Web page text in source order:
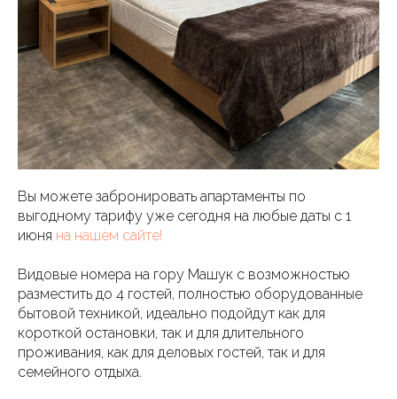
Вы можете забронировать апартаменты по
выгодному тарифу уже сегодня на любые даты с 1
июня на нашем сайте!
Видовые номера на гору Машук с возможностью
разместить до 4 гостей, полностью оборудованные
бытовой техникой, идеально подойдут как для
короткой остановки, так и для длительного
проживания, как для деловых гостей, так и для
семейного отдыха.